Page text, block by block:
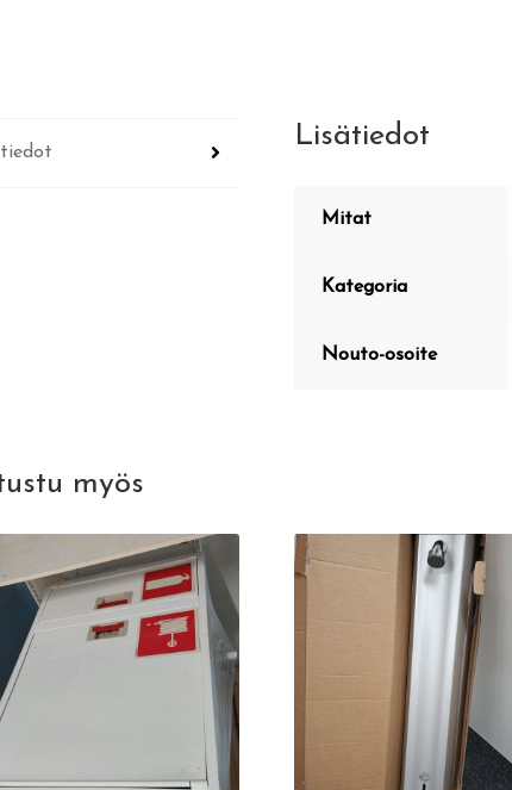
Lisätiedot
Mitat
Kategoria
Nouto-osoite
myös